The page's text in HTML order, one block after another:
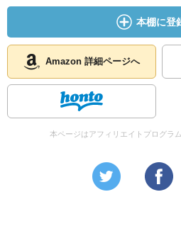
本棚に登
Amazon 詳細ページへ
本ページはアフィリエイトプログラ